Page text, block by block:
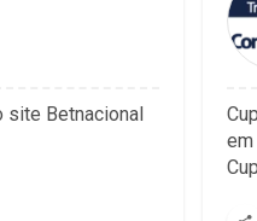
site Betnacional